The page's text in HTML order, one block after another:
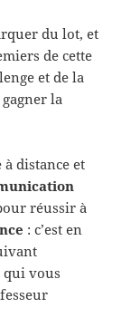
du lot, et
de cette
et de la
la
à distance et
réussir à
: c’est en
qui vous